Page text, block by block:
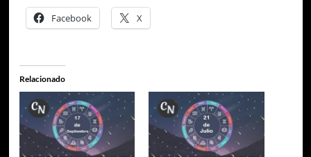
Facebook X
Relacionado